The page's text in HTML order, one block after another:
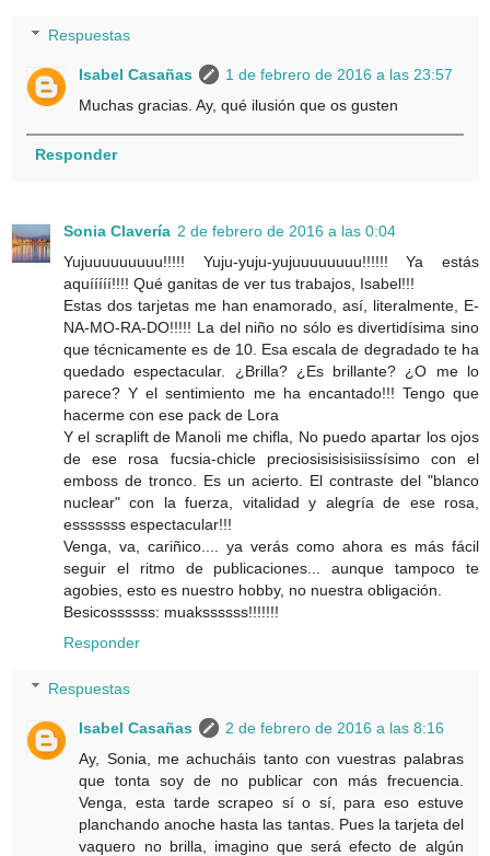
Respuestas
Isabel Casañas
1 de febrero de 2016 a las 23:57
Muchas gracias. Ay, qué ilusión que os gusten
Responder
Sonia Clavería 2 de febrero de 2016 a las 0:04
Yujuuuuuuuuu!!!!! Yuju-yuju-yujuuuuuuuu!!!!!! Ya estás
aquííííí!!!! Qué ganitas de ver tus trabajos, Isabel!!!
Estas dos tarjetas me han enamorado, así, literalmente, E-
NA-MO-RA-DO!!!!! La del niño no sólo es divertidísima sino
que técnicamente es de 10. Esa escala de degradado te ha
quedado espectacular. ¿Brilla? ¿Es brillante? ¿O me lo
parece? Y el sentimiento me ha encantado!!! Tengo que
hacerme con ese pack de Lora
Y el scraplift de Manoli me chifla, No puedo apartar los ojos
de ese rosa fucsia-chicle preciosisisisisiissísimo con el
emboss de tronco. Es un acierto. El contraste del "blanco
nuclear" con la fuerza, vitalidad y alegría de ese rosa,
esssssss espectacular!!!
Venga, va, cariñico.... ya verás como ahora es más fácil
seguir el ritmo de publicaciones... aunque tampoco te
agobies, esto es nuestro hobby, no nuestra obligación.
Besicossssss: muakssssss!!!!!!!
Responder
Respuestas
Isabel Casañas
2 de febrero de 2016 a las 8:16
Ay, Sonia, me achucháis tanto con vuestras palabras
que tonta soy de no publicar con más frecuencia.
Venga, esta tarde scrapeo sí o sí, para eso estuve
planchando anoche hasta las tantas. Pues la tarjeta del
vaquero no brilla, imagino que será efecto de algún